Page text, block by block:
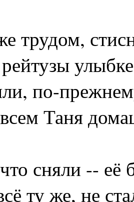
трудом,
по-
Таня
сняли -- её
ту же, не